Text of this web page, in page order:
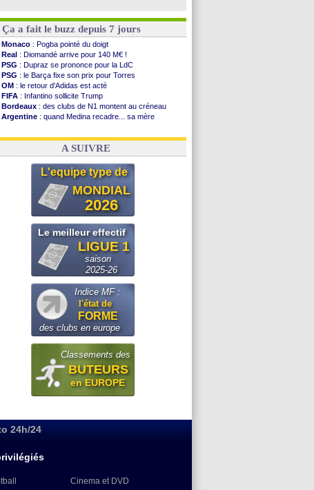
Ça a fait le buzz depuis 7 jours
Monaco : Pogba pointé du doigt
Real : Diomandé arrive pour 140 M€ !
PSG : Dupraz se prononce pour la LdC
PSG : le Barça fixe son prix pour Torres
OM : le retour d'Adidas est acté
FIFA : Infantino sollicite Trump
Bordeaux : des clubs de N1 montent au créneau
Argentine : quand Medina recadre... sa mère
OM: Paixão attire un 2e club anglais
A SUIVRE
L'equipe type de
MONDIAL
2026
Le meilleur effectif
LIGUE 1
saison
2025-26
Indice MF :
l'état de
FORME
des clubs en europe
Classements des
BUTEURS
en EUROPE
24h/24
Cinema et DVD